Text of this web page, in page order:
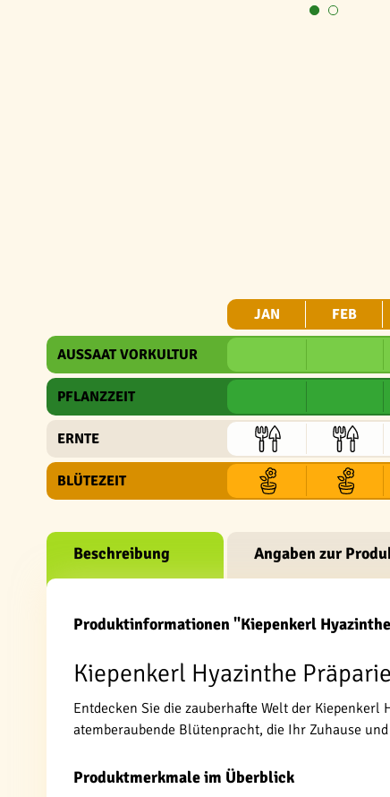
JAN FEB
AUSSAAT VORKULTUR
PFLANZZEIT
ERNTE
BLÜTEZEIT
Beschreibung Angaben zur
Produktinformationen "Kiepenkerl
Kiepenkerl Hyazinthe
Entdecken Sie die zauberhafte Welt der
atemberaubende Blütenpracht, die Ihr Zuhause
Produktmerkmale im Überblick